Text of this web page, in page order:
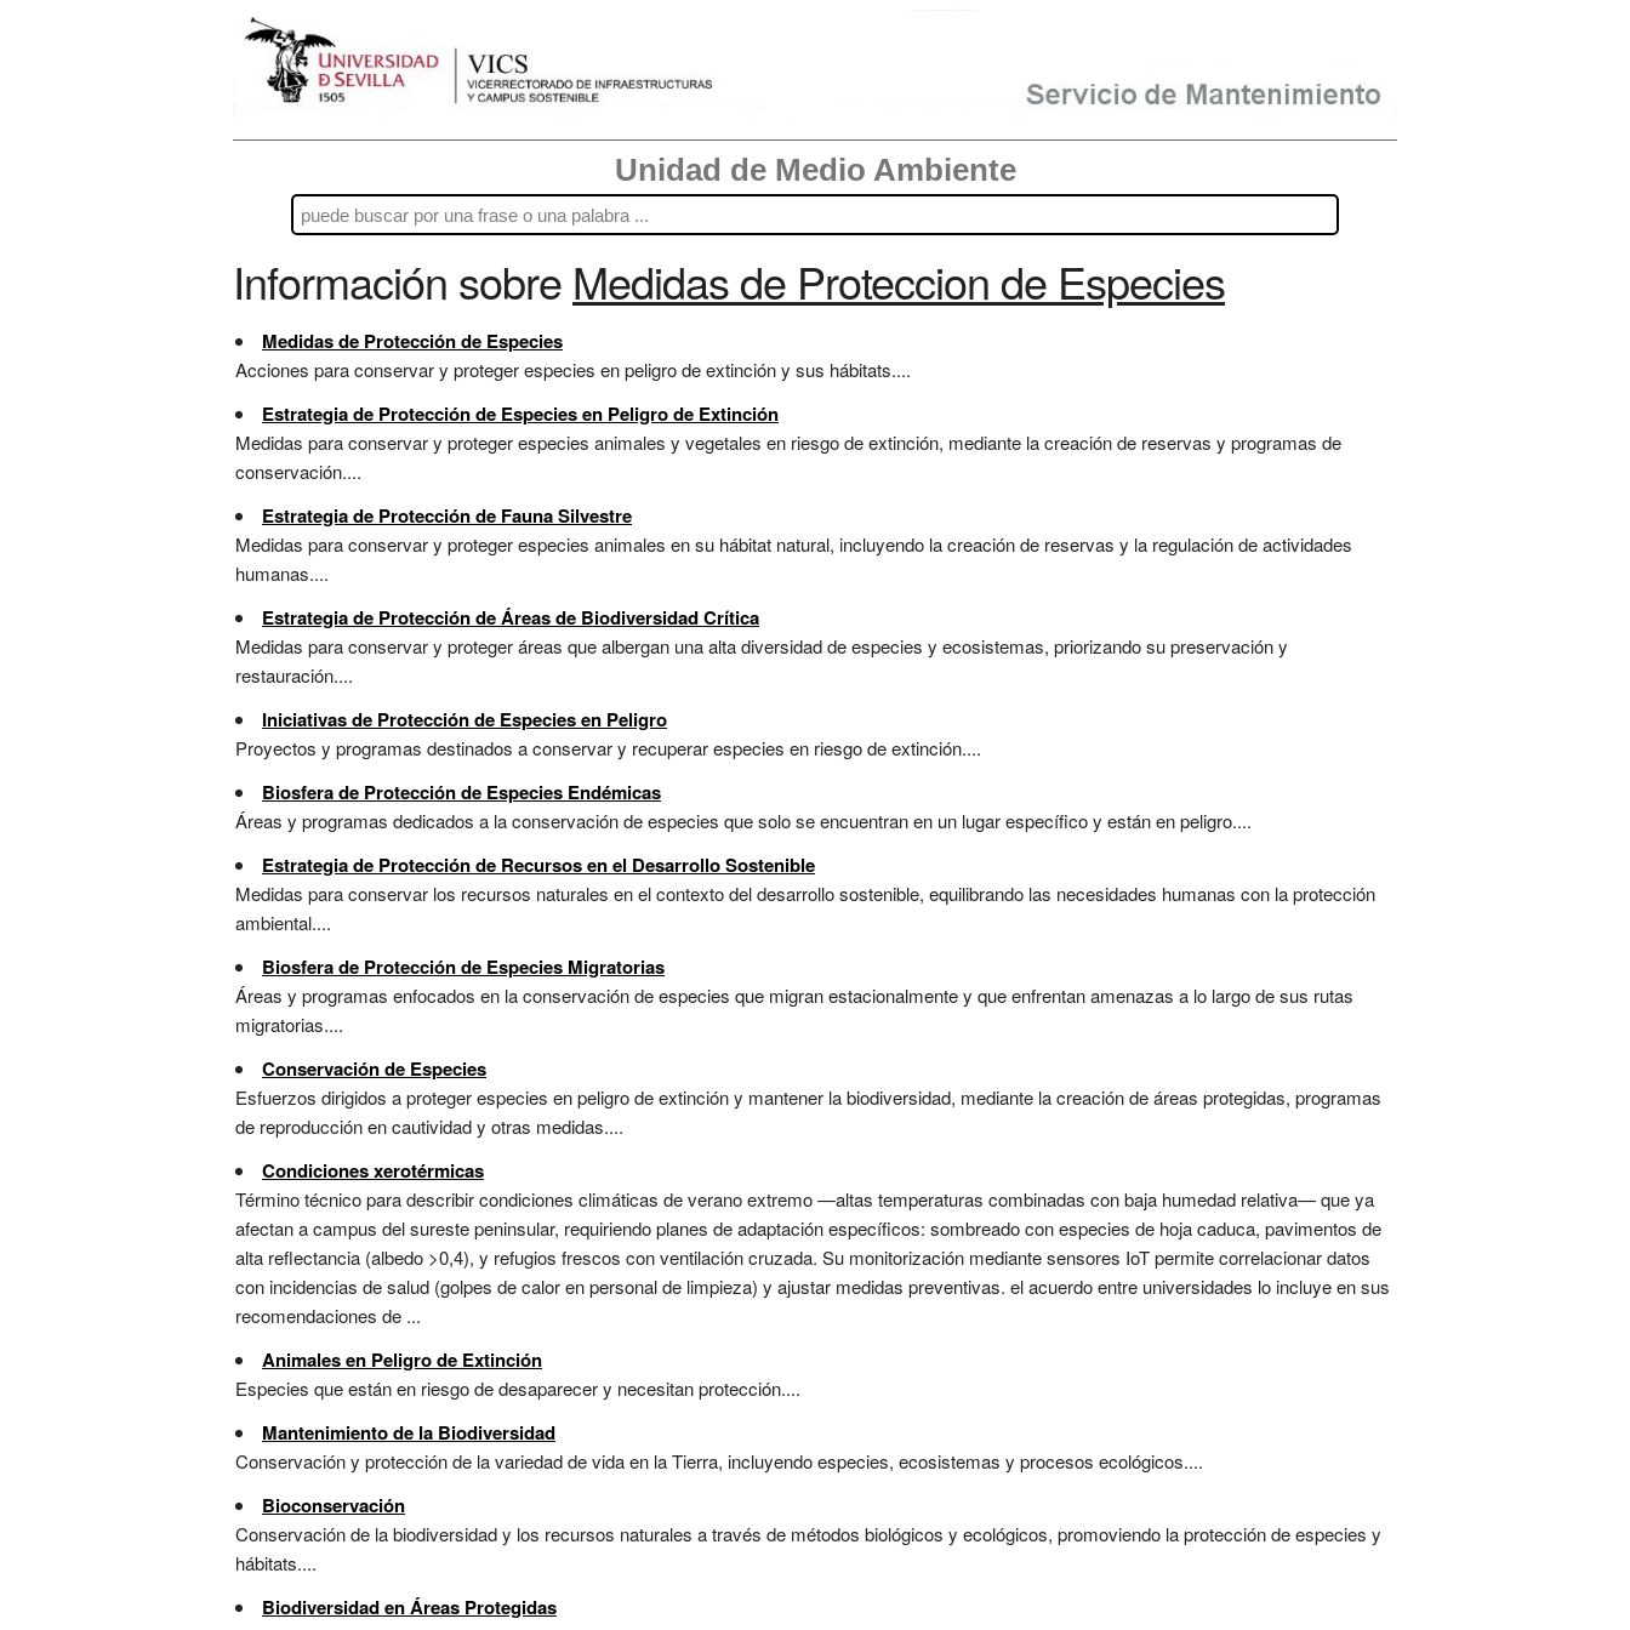
Unidad de Medio Ambiente
Información sobre Medidas de Proteccion de Especies
Medidas de Protección de Especies
Acciones para conservar y proteger especies en peligro de extinción y sus hábitats....
Estrategia de Protección de Especies en Peligro de Extinción
Medidas para conservar y proteger especies animales y vegetales en riesgo de extinción, mediante la creación de reservas y programas de
conservación....
Estrategia de Protección de Fauna Silvestre
Medidas para conservar y proteger especies animales en su hábitat natural, incluyendo la creación de reservas y la regulación de actividades
humanas....
Estrategia de Protección de Áreas de Biodiversidad Crítica
Medidas para conservar y proteger áreas que albergan una alta diversidad de especies y ecosistemas, priorizando su preservación y
restauración....
Iniciativas de Protección de Especies en Peligro
Proyectos y programas destinados a conservar y recuperar especies en riesgo de extinción....
Biosfera de Protección de Especies Endémicas
Áreas y programas dedicados a la conservación de especies que solo se encuentran en un lugar específico y están en peligro....
Estrategia de Protección de Recursos en el Desarrollo Sostenible
Medidas para conservar los recursos naturales en el contexto del desarrollo sostenible, equilibrando las necesidades humanas con la protección
ambiental....
Biosfera de Protección de Especies Migratorias
Áreas y programas enfocados en la conservación de especies que migran estacionalmente y que enfrentan amenazas a lo largo de sus rutas
migratorias....
Conservación de Especies
Esfuerzos dirigidos a proteger especies en peligro de extinción y mantener la biodiversidad, mediante la creación de áreas protegidas, programas
de reproducción en cautividad y otras medidas....
Condiciones xerotérmicas
Término técnico para describir condiciones climáticas de verano extremo —altas temperaturas combinadas con baja humedad relativa— que ya
afectan a campus del sureste peninsular, requiriendo planes de adaptación específicos: sombreado con especies de hoja caduca, pavimentos de
alta reflectancia (albedo >0,4), y refugios frescos con ventilación cruzada. Su monitorización mediante sensores IoT permite correlacionar datos
con incidencias de salud (golpes de calor en personal de limpieza) y ajustar medidas preventivas. el acuerdo entre universidades lo incluye en sus
recomendaciones de ...
Animales en Peligro de Extinción
Especies que están en riesgo de desaparecer y necesitan protección....
Mantenimiento de la Biodiversidad
Conservación y protección de la variedad de vida en la Tierra, incluyendo especies, ecosistemas y procesos ecológicos....
Bioconservación
Conservación de la biodiversidad y los recursos naturales a través de métodos biológicos y ecológicos, promoviendo la protección de especies y
hábitats....
Biodiversidad en Áreas Protegidas